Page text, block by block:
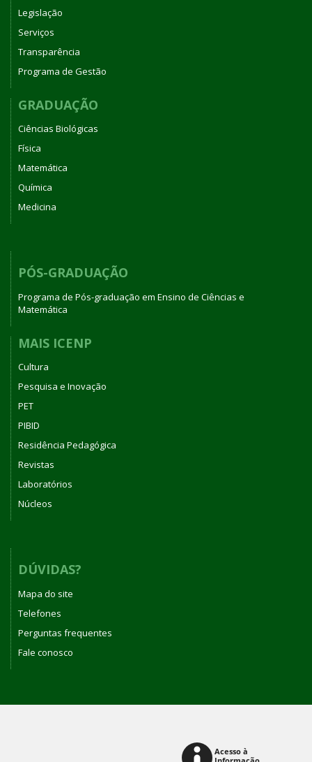
Legislação
Serviços
Transparência
Programa de Gestão
GRADUAÇÃO
Ciências Biológicas
Física
Matemática
Química
Medicina
PÓS-GRADUAÇÃO
Programa de Pós-graduação em Ensino de Ciências e
Matemática
MAIS ICENP
Cultura
Pesquisa e Inovação
PET
PIBID
Residência Pedagógica
Revistas
Laboratórios
Núcleos
DÚVIDAS?
Mapa do site
Telefones
Perguntas frequentes
Fale conosco